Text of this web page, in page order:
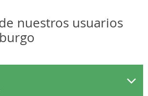
nuestros usuarios